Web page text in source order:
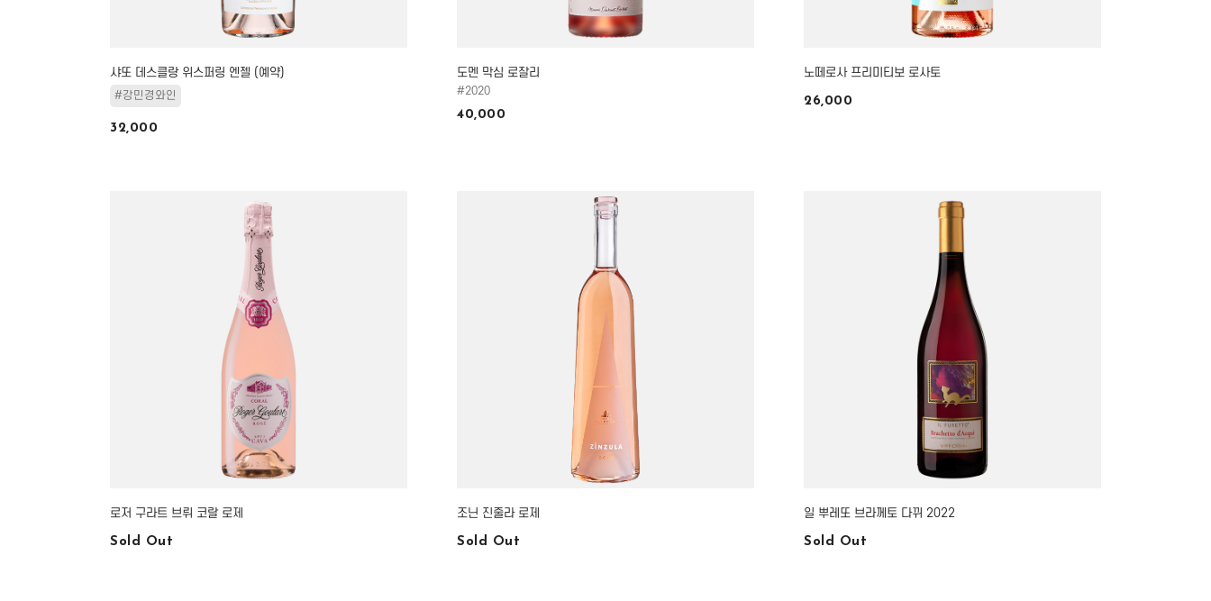
샤또 데스클랑 위스퍼링 엔젤 (예약)
#강민경와인
32,000
도멘 막심 로잘리
#2020
40,000
노떼로사 프리미티보 로사토
26,000
로저 구라트 브뤼 코랄 로제
Sold Out
조닌 진줄라 로제
Sold Out
일 뿌레또 브라께토 다뀌 2022
Sold Out